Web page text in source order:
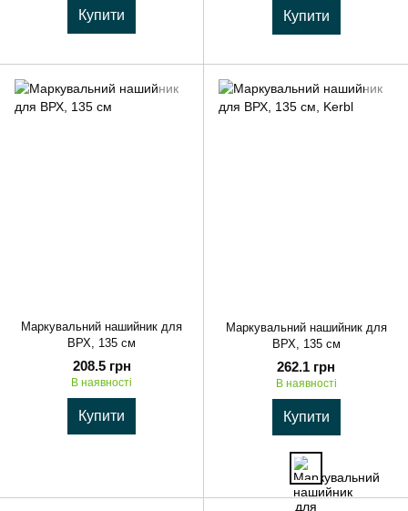
Купити Купити
Маркувальний нашийник для
ВРХ, 135 см
208.5 грн
В наявності
Купити
Маркувальний нашийник для
ВРХ, 135 см
262.1 грн
В наявності
Купити